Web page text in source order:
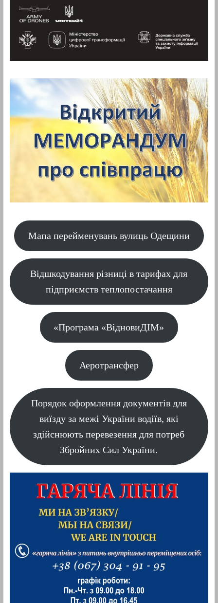
Мапа перейменувань вулиць Одещини
Відшкодування різниці в тарифах для
підприємств теплопостачання
«Програма «ВідновиДІМ»
Аеротрансфер
Порядок оформлення документів для
виїзду за межі України водіїв, які
здійснюють перевезення для потреб
Збройних Сил України.